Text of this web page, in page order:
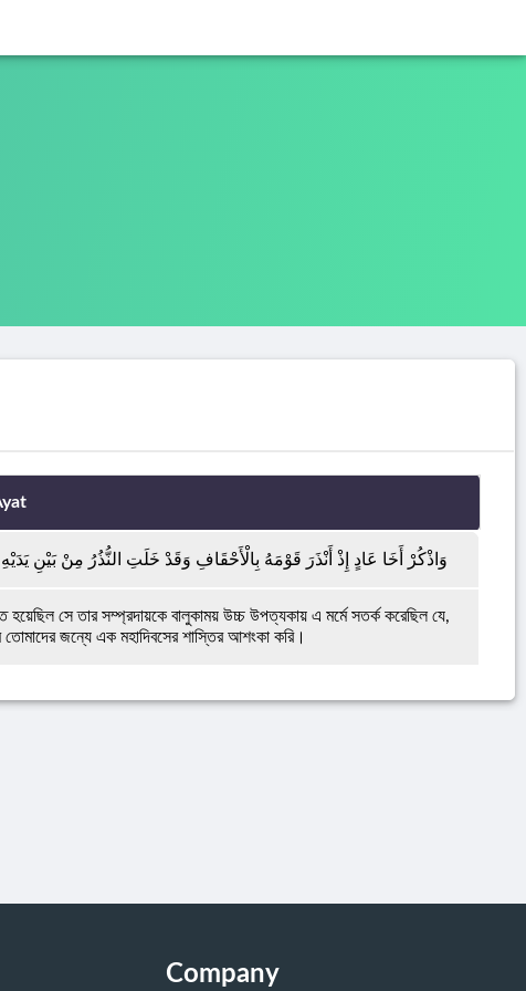
وَاذْكُرْ أَخَا عَادٍ إِذْ أَنْذَرَ قَوْمَهُ بِالْأَحْقَافِ وَقَدْ خَلَتِ النُّذُرُ مِنْ بَيْنِ
সে তার সম্প্রদায়কে বালুকাময় উচ্চ উপত্যকায় এ মর্মে সতর্ক করেছিল যে,
জন্যে এক মহাদিবসের শাস্তির আশংকা করি।
Company